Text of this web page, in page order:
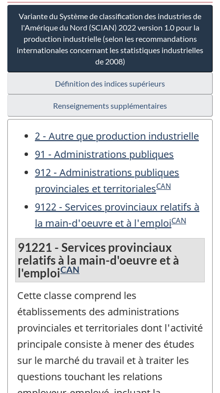
Variante du Système de classification des industries de
l'Amérique du Nord (SCIAN) 2022 version 1.0 pour la
production industrielle (selon les recommandations
internationales concernant les statistiques industrielles
de 2008)
Définition des indices supérieurs
Renseignements supplémentaires
2 - Autre que production industrielle
91 - Administrations publiques
912 - Administrations publiques
provinciales et territorialesCAN
9122 - Services provinciaux relatifs à
la main-d'oeuvre et à l'emploiCAN
91221 - Services provinciaux
relatifs à la main-d'oeuvre et à
l'emploiCAN
Cette classe comprend les
établissements des administrations
provinciales et territoriales dont l'activité
principale consiste à mener des études
sur le marché du travail et à traiter les
questions touchant les relations